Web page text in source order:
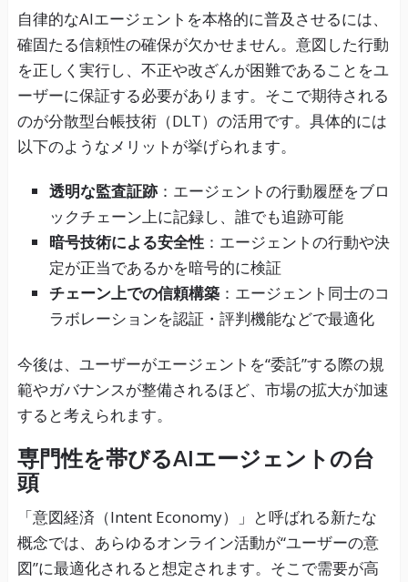
自律的なAIエージェントを本格的に普及させるには、
確固たる信頼性の確保が欠かせません。意図した行動
を正しく実行し、不正や改ざんが困難であることをユ
ーザーに保証する必要があります。そこで期待される
のが分散型台帳技術（DLT）の活用です。具体的には
以下のようなメリットが挙げられます。
透明な監査証跡：エージェントの行動履歴をブロ
ックチェーン上に記録し、誰でも追跡可能
暗号技術による安全性：エージェントの行動や決
定が正当であるかを暗号的に検証
チェーン上での信頼構築：エージェント同士のコ
ラボレーションを認証・評判機能などで最適化
今後は、ユーザーがエージェントを“委託”する際の規
範やガバナンスが整備されるほど、市場の拡大が加速
すると考えられます。
専門性を帯びるAIエージェントの台
頭
「意図経済（Intent Economy）」と呼ばれる新たな
概念では、あらゆるオンライン活動が“ユーザーの意
図”に最適化されると想定されます。そこで需要が高